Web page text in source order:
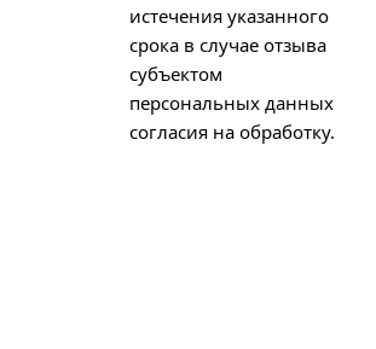
истечения указанного
срока в случае отзыва
субъектом
персональных данных
согласия на обработку.